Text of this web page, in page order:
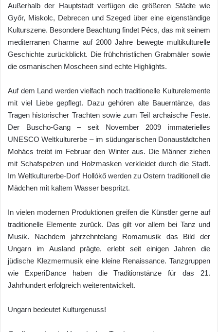
Außerhalb der Hauptstadt verfügen die größeren Städte wie
Győr, Miskolc, Debrecen und Szeged über eine eigenständige
Kulturszene. Besondere Beachtung findet Pécs, das mit seinem
mediterranen Charme auf 2000 Jahre bewegte multikulturelle
Geschichte zurückblickt. Die frühchristlichen Grabmäler sowie
die osmanischen Moscheen sind echte Highlights.
Auf dem Land werden vielfach noch traditionelle Kulturelemente
mit viel Liebe gepflegt. Dazu gehören alte Bauerntänze, das
Tragen historischer Trachten sowie zum Teil archaische Feste.
Der Buscho-Gang – seit November 2009 immaterielles
UNESCO Weltkulturerbe – im südungarischen Donaustädtchen
Mohács treibt im Februar den Winter aus. Die Männer ziehen
mit Schafspelzen und Holzmasken verkleidet durch die Stadt.
Im Weltkulturerbe-Dorf Hollókő werden zu Ostern traditionell die
Mädchen mit kaltem Wasser bespritzt.
In vielen modernen Produktionen greifen die Künstler gerne auf
traditionelle Elemente zurück. Das gilt vor allem bei Tanz und
Musik. Nachdem jahrzehntelang Romamusik das Bild der
Ungarn im Ausland prägte, erlebt seit einigen Jahren die
jüdische Klezmermusik eine kleine Renaissance. Tanzgruppen
wie ExperiDance haben die Traditionstänze für das 21.
Jahrhundert erfolgreich weiterentwickelt.
Ungarn bedeutet Kulturgenuss!